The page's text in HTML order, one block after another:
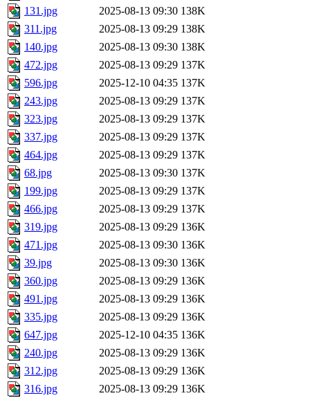
131.jpg
2025-08-13 09:30 138K
311.jpg
2025-08-13 09:29 138K
140.jpg
2025-08-13 09:30 138K
472.jpg
2025-08-13 09:29 137K
596.jpg
2025-12-10 04:35 137K
243.jpg
2025-08-13 09:29 137K
323.jpg
2025-08-13 09:29 137K
337.jpg
2025-08-13 09:29 137K
464.jpg
2025-08-13 09:29 137K
68.jpg
2025-08-13 09:30 137K
199.jpg
2025-08-13 09:29 137K
466.jpg
2025-08-13 09:29 137K
319.jpg
2025-08-13 09:29 136K
471.jpg
2025-08-13 09:30 136K
39.jpg
2025-08-13 09:30 136K
360.jpg
2025-08-13 09:29 136K
491.jpg
2025-08-13 09:29 136K
335.jpg
2025-08-13 09:29 136K
647.jpg
2025-12-10 04:35 136K
240.jpg
2025-08-13 09:29 136K
312.jpg
2025-08-13 09:29 136K
316.jpg
2025-08-13 09:29 136K